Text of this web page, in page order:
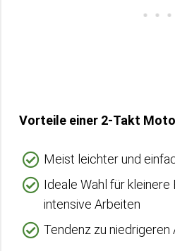
Vorteile einer 2-Takt
Meist leichter und
Ideale Wahl für
intensive Arbeiten
Tendenz zu